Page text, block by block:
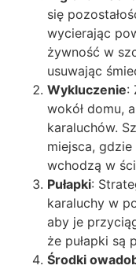
się
wycierając
żywność w
usuwając
Wykluczenie:
wokół domu,
karaluchów.
miejsca,
wchodzą w
Pułapki:
karaluchy w
aby je
że pułapki są
Środki